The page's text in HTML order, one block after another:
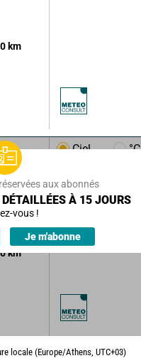
km
km
Ciel °C
aux abonnés
À 15 JOURS
vous !
Je m'abonne
locale (Europe/Athens, UTC+03)